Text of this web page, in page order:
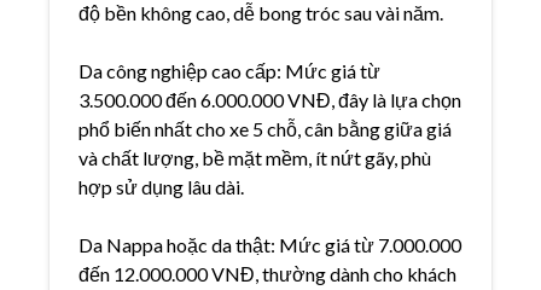
độ bền không cao, dễ bong tróc sau vài năm.
Da công nghiệp cao cấp: Mức giá từ
3.500.000 đến 6.000.000 VNĐ, đây là lựa chọn
phổ biến nhất cho xe 5 chỗ, cân bằng giữa giá
và chất lượng, bề mặt mềm, ít nứt gãy, phù
hợp sử dụng lâu dài.
Da Nappa hoặc da thật: Mức giá từ 7.000.000
đến 12.000.000 VNĐ, thường dành cho khách